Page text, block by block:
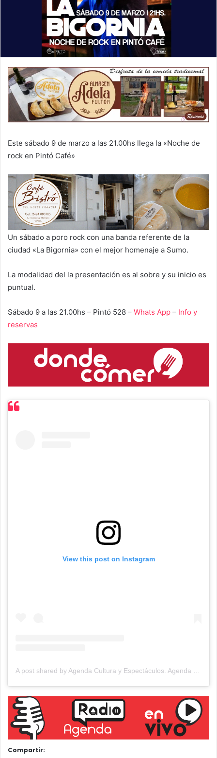
Este sábado 9 de marzo a las 21.00hs llega la «Noche de
rock en Pintó Café»
Un sábado a poro rock con una banda referente de la
ciudad «La Bigornia» con el mejor homenaje a Sumo.
La modalidad del la presentación es al sobre y su inicio es
puntual.
Sábado 9 a las 21.00hs – Pintó 528 – Whats App – Info y
reservas
View this post on Instagram
A post shared by Agenda Cultura y Espectáculos. Agenda Cultural Tandil. (@agendacye)
Compartir: